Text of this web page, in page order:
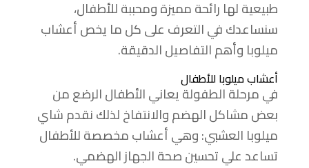
طبيعية لها رائحة مميزة ومحببة للأطفال،
سنساعدك في التعرف على كل ما يخص أعشاب
ميلوبا وأهم التفاصيل الدقيقة.
أعشاب ميلوبا للأطفال
في مرحلة الطفولة يعاني الأطفال الرضع من
بعض مشاكل الهضم والانتفاخ لذلك نقدم شاي
ميلوبا العشبي: وهي أعشاب مخصصة للأطفال
تساعد علي تحسين صحة الجهاز الهضمي.